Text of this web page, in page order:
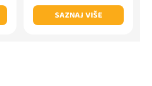
SAZNAJ VIŠE